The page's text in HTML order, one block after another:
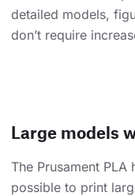
detailed models,
don’t require
Large models
The Prusament
possible to print